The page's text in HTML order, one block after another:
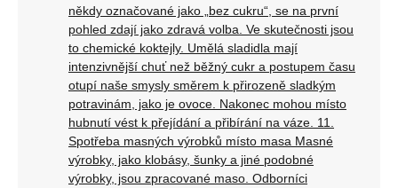
někdy označované jako „bez cukru“, se na první
pohled zdají jako zdravá volba. Ve skutečnosti jsou
to chemické koktejly. Umělá sladidla mají
intenzivnější chuť než běžný cukr a postupem času
otupí naše smysly směrem k přirozeně sladkým
potravinám, jako je ovoce. Nakonec mohou místo
hubnutí vést k přejídání a přibírání na váze. 11.
Spotřeba masných výrobků místo masa Masné
výrobky, jako klobásy, šunky a jiné podobné
výrobky, jsou zpracované maso. Odborníci